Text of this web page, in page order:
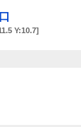
Y:10.7]